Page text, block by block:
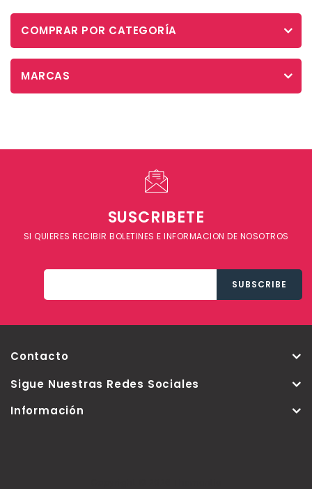
COMPRAR POR CATEGORÍA
MARCAS
SUSCRIBETE
SI QUIERES RECIBIR BOLETINES E INFORMACION DE NOSOTROS
Contacto
Sigue Nuestras Redes Sociales
Información